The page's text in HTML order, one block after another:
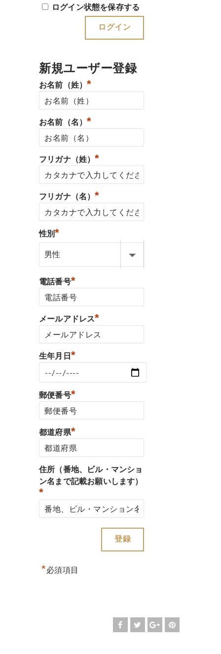
ログイン状態を保存する
新規ユーザー登録
お名前（姓）*
お名前（名）*
フリガナ（姓）*
フリガナ（名）*
性別*
電話番号*
メールアドレス*
生年月日 *
郵便番号*
都道府県*
住所（番地、ビル・マンショ
ン名まで記載お願いします）
*
*必須項目